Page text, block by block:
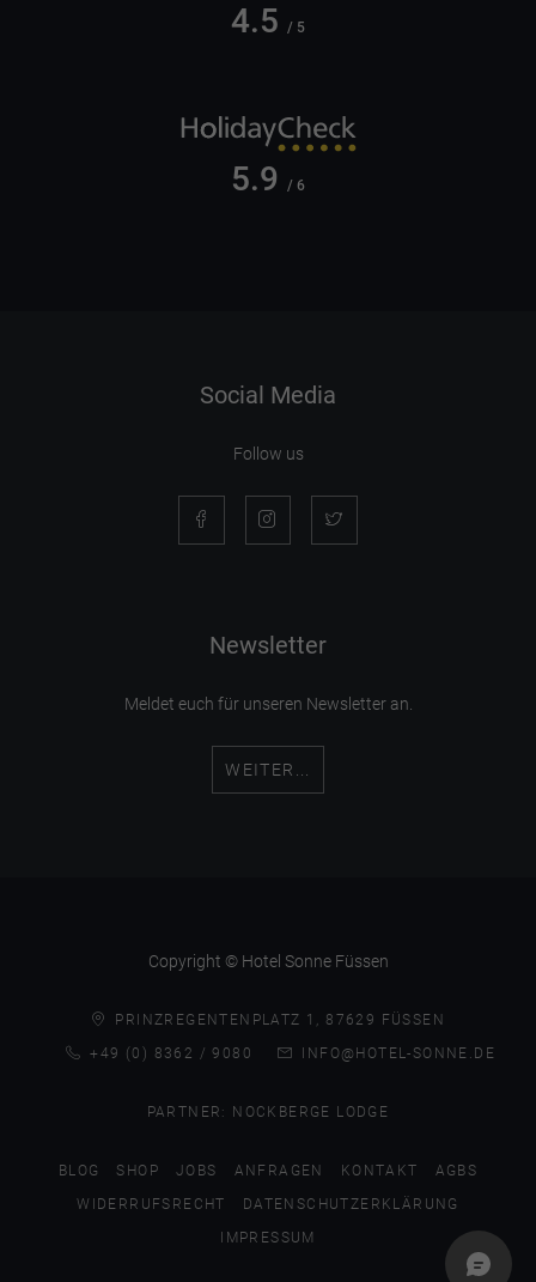
4.5 / 5
5.9 / 6
Social Media
Follow us
Newsletter
Meldet euch für unseren Newsletter an.
WEITER...
Copyright © Hotel Sonne Füssen
PRINZREGENTENPLATZ 1, 87629 FÜSSEN
+49 (0) 8362 / 9080
INFO@HOTEL-SONNE.DE
PARTNER: NOCKBERGE LODGE
BLOG SHOP JOBS ANFRAGEN KONTAKT
AGBS
WIDERRUFSRECHT
DATENSCHUTZERKLÄRUNG
IMPRESSUM